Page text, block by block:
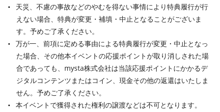
天災、不慮の事故などのやむを得ない事情により特典履行が行
えない場合、特典が変更・補填・中止となることがございま
す。予めご了承ください。
万が一、前項に定める事由による特典履行が変更・中止となっ
た場合、その他本イベントの応援ポイントが取り消しされた場
合であっても、mysta株式会社は当該応援ポイントにかかるデ
ジタルコンテンツまたはコイン、現金その他の返還はいたしま
せん。予めご了承ください。
本イベントで獲得された権利の譲渡などは不可となります。